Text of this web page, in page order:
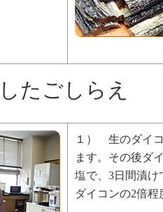
たごしらえ
１） 生のダイ
ます。その後ダ
塩で、3日間漬け
ダイコンの2倍程